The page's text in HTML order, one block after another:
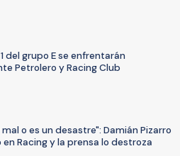
del grupo E se enfrentarán
Petrolero y Racing Club
o es un desastre": Damián Pizarro
Racing y la prensa lo destroza